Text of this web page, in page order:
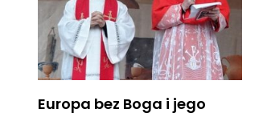
Europa bez Boga i jego